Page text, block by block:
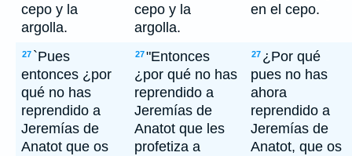
cepo y la
argolla.
cepo y la
argolla.
en el cepo.
27 `Pues
entonces ¿por
qué no has
reprendido a
Jeremías de
Anatot que os
27"Entonces
¿por qué no has
reprendido a
Jeremías de
Anatot que les
profetiza a
27 ¿Por qué
pues no has
ahora
reprendido a
Jeremías de
Anatot, que os